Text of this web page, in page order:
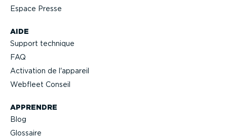
AIDE
Support technique
FAQ
Activation de l'appareil
Webfleet Conseil
APPRENDRE
Blog
Glossaire
Espace Presse